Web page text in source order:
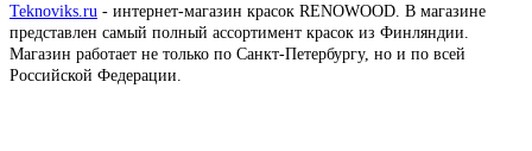
Teknoviks.ru - интернет-магазин красок RENOWOOD. В магазине
представлен самый полный ассортимент красок из Финляндии.
Магазин работает не только по Санкт-Петербургу, но и по всей
Российской Федерации.